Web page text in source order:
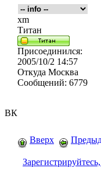
ВК
xm
Титан
Присоединился:
2005/10/2 14:57
Откуда Москва
Сообщений: 6779
Вверх